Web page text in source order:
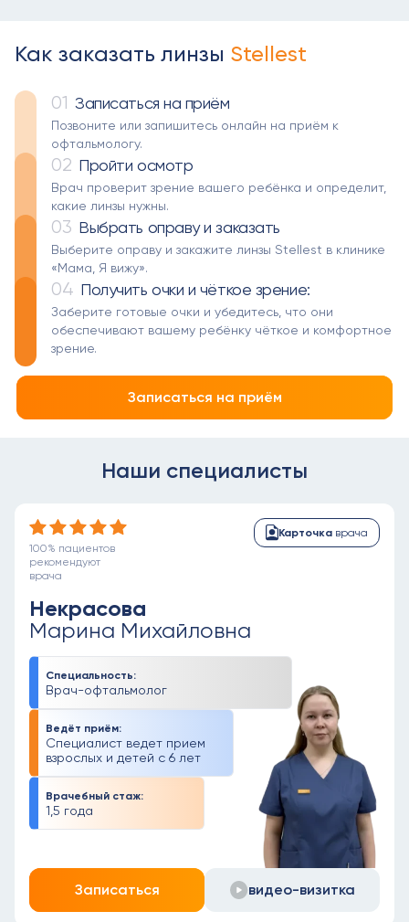
Как заказать линзы Stellest
01 Записаться на приём
Позвоните или запишитесь онлайн на приём к
офтальмологу.
02 Пройти осмотр
Врач проверит зрение вашего ребёнка и определит,
какие линзы нужны.
03 Выбрать оправу и заказать
Выберите оправу и закажите линзы Stellest в клинике
«Мама, Я вижу».
04 Получить очки и чёткое зрение:
Заберите готовые очки и убедитесь, что они
обеспечивают вашему ребёнку чёткое и комфортное
зрение.
Записаться на приём
Наши специалисты
100% пациентов
рекомендуют
врача
Карточка врача
Некрасова
Марина Михайловна
Специальность:
Врач-офтальмолог
Ведёт приём:
Специалист ведет прием
взрослых и детей с 6 лет
Врачебный стаж:
1,5 года
Записаться видео-визитка